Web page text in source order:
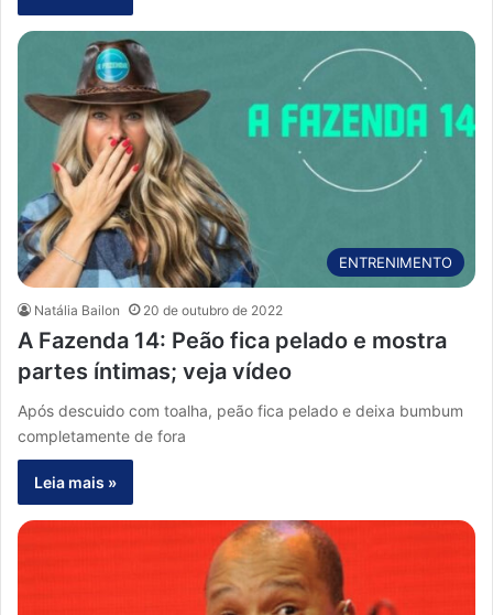
ENTRENIMENTO
Natália Bailon 20 de outubro de 2022
A Fazenda 14: Peão fica pelado e mostra
partes íntimas; veja vídeo
Após descuido com toalha, peão fica pelado e deixa bumbum
completamente de fora
Leia mais »